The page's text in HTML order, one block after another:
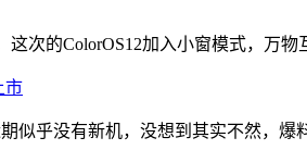
这次的ColorOS12加入小窗模式，万
似乎没有新机，没想到其实不然，爆